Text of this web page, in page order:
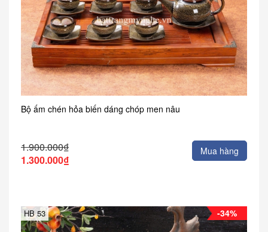
Bộ ấm chén hỏa biến dáng chóp men nâu
1.900.000₫
1.300.000₫
Mua hàng
-34%
HB 53